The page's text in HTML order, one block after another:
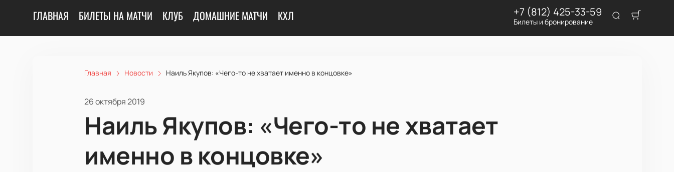
ГЛАВНАЯ БИЛЕТЫ НА МАТЧИ КЛУБ ДОМАШНИЕ МАТЧИ КХЛ +7 (812) 425-33-59
Билеты и бронирование
Главная Новости Наиль Якупов: «Чего-то не хватает именно в концовке»
26 октября 2019
Наиль Якупов: «Чего-то не хватает
именно в концовке»